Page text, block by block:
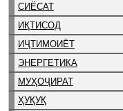
СИЁСАТ
ИҚТИСОД
ИҶТИМОИЁТ
ЭНЕРГЕТИКА
МУҲОҶИРАТ
ҲУҚУҚ